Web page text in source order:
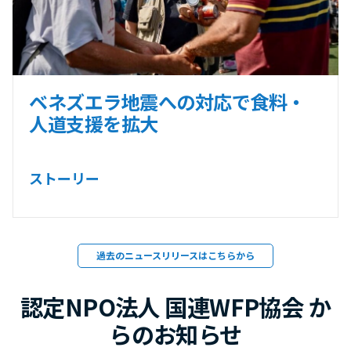
ベネズエラ地震への対応で食料・
人道支援を拡大
ストーリー
過去のニュースリリースはこちらから
認定NPO法人 国連WFP協会 か
らのお知らせ